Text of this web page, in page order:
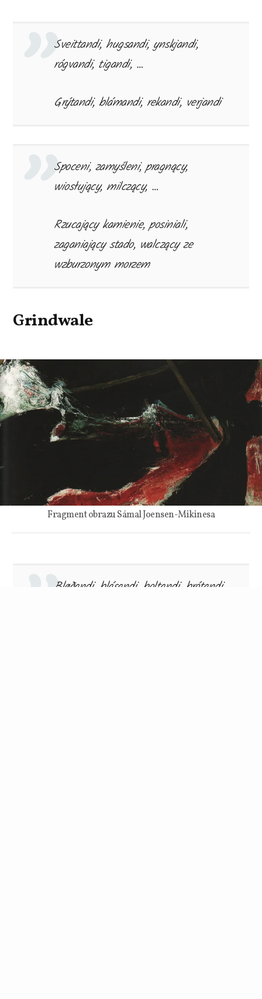
Sveittandi, hugsandi, ynskjandi,
rógvandi, tigandi, …
Grýtandi, blámandi, rekandi, verjandi
Spoceni, zamyśleni, pragnący,
wiosłujący, milczący, …
Rzucający kamienie, posiniali,
zaganiający stado, walczący ze
wzburzonym morzem
Grindwale
Fragment obrazu Sámal Joensen-Mikinesa
Bløðandi, blásandi, boltandi, brótandi,